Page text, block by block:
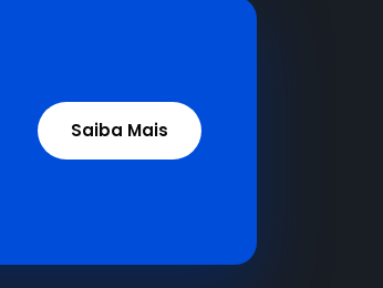
Saiba Mais